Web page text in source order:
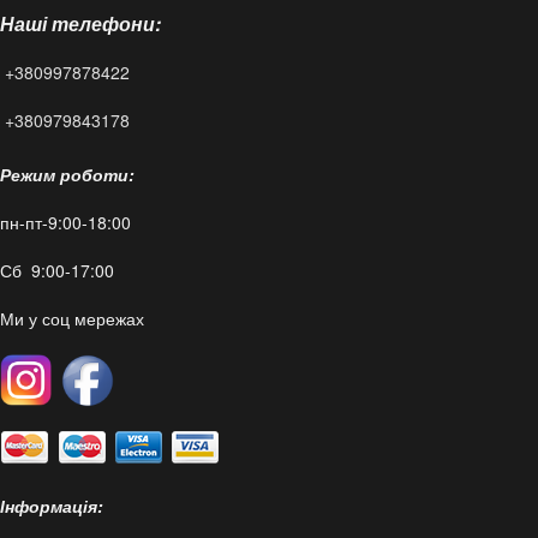
Статті
FAQ
Наші телефони:
+380997878422
+380979843178
Режим роботи:
пн-пт-9:00-18:00
Сб 9:00-17:00
Ми у соц мережах
Інформація: